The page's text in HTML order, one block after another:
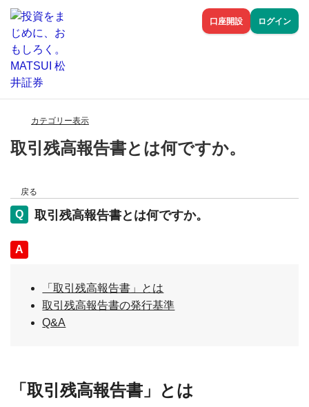
口座開設 ログイン
カテゴリー表示
取引残高報告書とは何ですか。
戻る
取引残高報告書とは何ですか。
回答
「取引残高報告書」とは
取引残高報告書の発行基準
Q&A
「取引残高報告書」とは